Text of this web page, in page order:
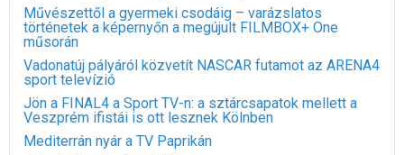
Művészettől a gyermeki csodáig – varázslatos
történetek a képernyőn a megújult FILMBOX+ One
műsorán
Vadonatúj pályáról közvetít NASCAR futamot az ARENA4
sport televízió
Jön a FINAL4 a Sport TV-n: a sztárcsapatok mellett a
Veszprém ifistái is ott lesznek Kölnben
Mediterrán nyár a TV Paprikán